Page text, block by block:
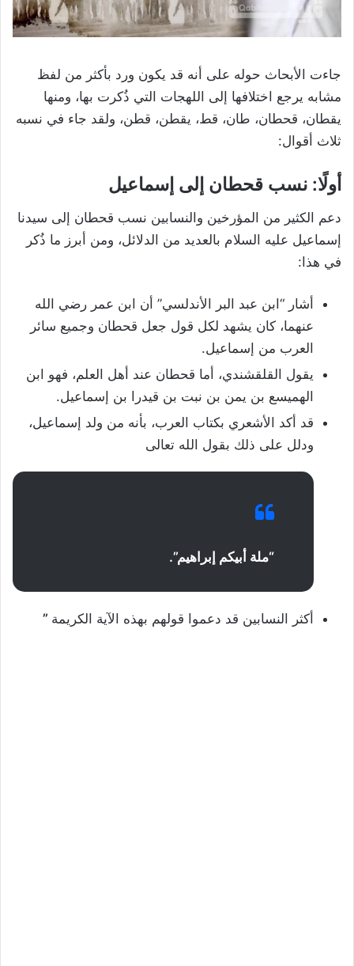
جاءت الأبحاث حوله على أنه قد يكون ورد بأكثر من لفظ
مشابه يرجع اختلافها إلى اللهجات التي ذُكرت بها، ومنها
يقطان، قحطان، طان، قط، يقطن، قطن، ولقد جاء في نسبه
ثلاث أقوال:
أولًا: نسب قحطان إلى إسماعيل
دعم الكثير من المؤرخين والنسابين نسب قحطان إلى سيدنا
إسماعيل عليه السلام بالعديد من الدلائل، ومن أبرز ما ذُكر
في هذا:
أشار “ابن عبد البر الأندلسي” أن ابن عمر رضي الله
عنهما، كان يشهد لكل قول جعل قحطان وجميع سائر
العرب من إسماعيل.
يقول القلقشندي، أما قحطان عند أهل العلم، فهو ابن
الهميسع بن يمن بن نبت بن قيدرا بن إسماعيل.
قد أكد الأشعري بكتاب العرب، بأنه من ولد إسماعيل،
ودلل على ذلك بقول الله تعالى
“ملة أبيكم إبراهيم”.
أكثر النسابين قد دعموا قولهم بهذه الآية الكريمة ”